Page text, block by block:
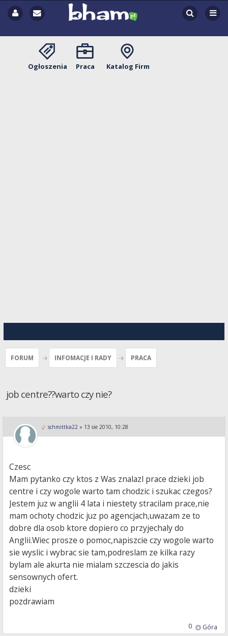
Ogłoszenia Praca Katalog Firm
FORUM INFOMACJE I RADY PRACA
job centre??warto czy nie?
schmittka22 » 13 sie 2010, 10:28
Czesc
Mam pytanko czy ktos z Was znalazl prace dzieki job
centre i czy wogole warto tam chodzic i szukac czegos?
Jestem juz w anglii 4 lata i niestety stracilam prace,nie
mam ochoty chodzic juz po agencjach,uwazam ze to
dobre dla osob ktore dopiero co przyjechaly do
Anglii.Wiec prosze o pomoc,napiszcie czy wogole warto
sie wyslic i wybrac sie tam,podreslam ze kilka razy
bylam ale akurta nie mialam szczescia do jakis
sensownych ofert.
dzieki
pozdrawiam
Góra
0